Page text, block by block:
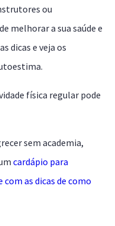
ou
melhorar a sua saúde e
dicas e veja os
física regular pode
sem academia,
cardápio para
as dicas de como